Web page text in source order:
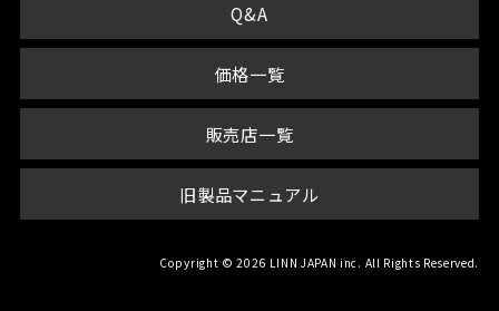
Q&A
価格一覧
販売店一覧
旧製品マニュアル
Copyright © 2026 LINN JAPAN inc. All Rights Reserved.